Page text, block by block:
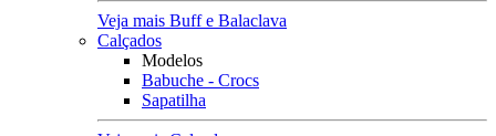
Veja mais Buff e Balaclava
Calçados
Modelos
Babuche - Crocs
Sapatilha